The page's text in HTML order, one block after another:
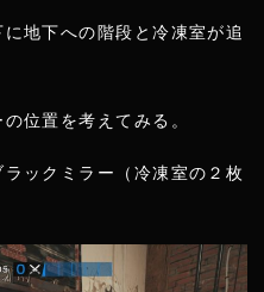
地下への階段と冷凍室が追
位置を考えてみる。
ラックミラー（冷凍室の２枚